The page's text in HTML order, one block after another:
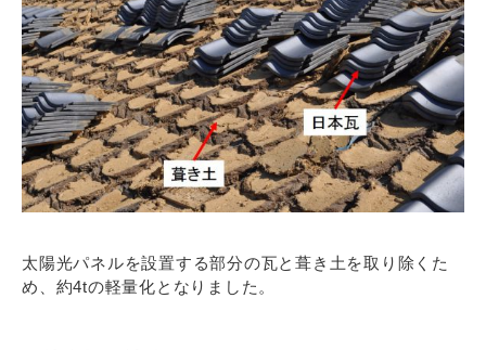
太陽光パネルを設置する部分の瓦と葺き土を取り除くた
め、約4tの軽量化となりました。